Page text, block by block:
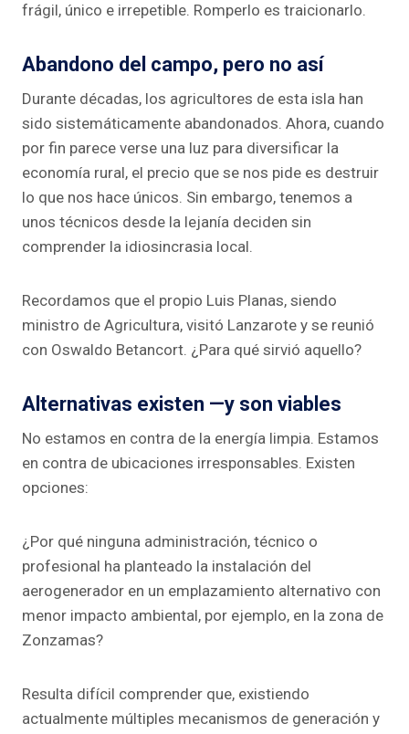
frágil, único e irrepetible. Romperlo es traicionarlo.
Abandono del campo, pero no así
Durante décadas, los agricultores de esta isla han
sido sistemáticamente abandonados. Ahora, cuando
por fin parece verse una luz para diversificar la
economía rural, el precio que se nos pide es destruir
lo que nos hace únicos. Sin embargo, tenemos a
unos técnicos desde la lejanía deciden sin
comprender la idiosincrasia local.
Recordamos que el propio Luis Planas, siendo
ministro de Agricultura, visitó Lanzarote y se reunió
con Oswaldo Betancort. ¿Para qué sirvió aquello?
Alternativas existen —y son viables
No estamos en contra de la energía limpia. Estamos
en contra de ubicaciones irresponsables. Existen
opciones:
¿Por qué ninguna administración, técnico o
profesional ha planteado la instalación del
aerogenerador en un emplazamiento alternativo con
menor impacto ambiental, por ejemplo, en la zona de
Zonzamas?
Resulta difícil comprender que, existiendo
actualmente múltiples mecanismos de generación y